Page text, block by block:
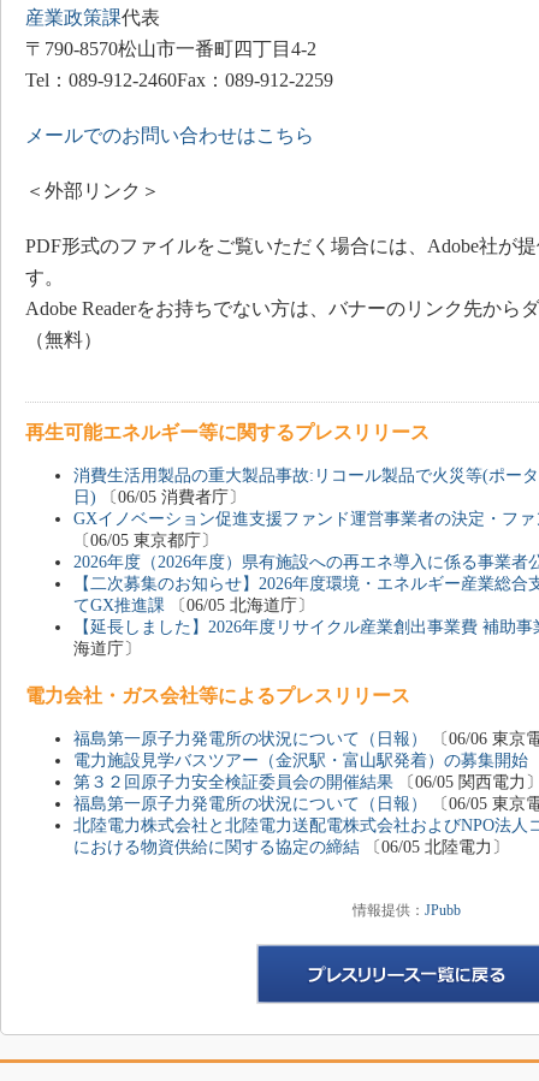
産業政策課代表
〒790-8570松山市一番町四丁目4-2
Tel：089-912-2460Fax：089-912-2259
メールでのお問い合わせはこちら
＜外部リンク＞
PDF形式のファイルをご覧いただく場合には、Adobe社が提
す。
Adobe Readerをお持ちでない方は、バナーのリンク先から
（無料）
再生可能エネルギー等に関するプレスリリース
消費生活用製品の重大製品事故:リコール製品で火災等(ポー
日) 〔06/05 消費者庁〕
GXイノベーション促進支援ファンド運営事業者の決定・フ
〔06/05 東京都庁〕
2026年度（2026年度）県有施設への再エネ導入に係る事業者
【二次募集のお知らせ】2026年度環境・エネルギー産業総
てGX推進課 〔06/05 北海道庁〕
【延長しました】2026年度リサイクル産業創出事業費 補助
海道庁〕
電力会社・ガス会社等によるプレスリリース
福島第一原子力発電所の状況について（日報）
〔06/06 東京
電力施設見学バスツアー（金沢駅・富山駅発着）の募集開始
第３２回原子力安全検証委員会の開催結果 〔06/05 関西電力
福島第一原子力発電所の状況について（日報）
〔06/05 東京
北陸電力株式会社と北陸電力送配電株式会社およびNPO法人
における物資供給に関する協定の締結 〔06/05 北陸電力〕
情報提供： JPubb